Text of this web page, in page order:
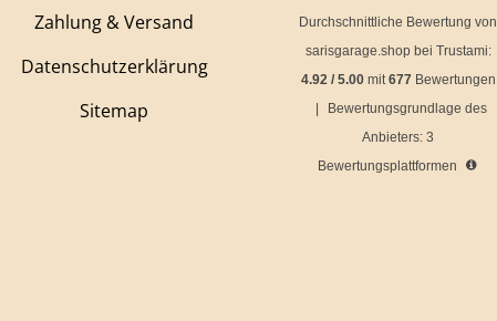
Zahlung & Versand
Datenschutzerklärung
Sitemap
Durchschnittliche Bewertung von
sarisgarage.shop bei Trustami:
4.92/ 5.00mit677 Bewertungen
Bewertungsgrundlage des
Anbieters: 3
Bewertungsplattformen